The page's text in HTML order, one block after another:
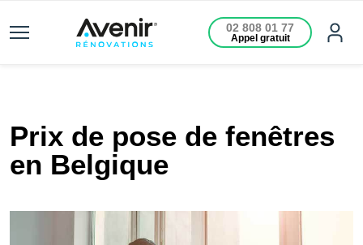
02 808 01 77
Appel gratuit
Prix de pose de fenêtres
en Belgique